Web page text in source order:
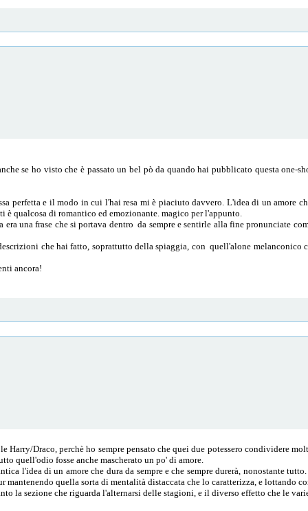
se ho visto che è passato un bel pò da quando hai pubblicato questa one-
perfetta e il modo in cui l'hai resa mi è piaciuto davvero. L'idea di un amore
qualcosa di romantico ed emozionante. magico per l'appunto.
era una frase che si portava dentro da sempre e sentirle alla fine pronunciate
che hai fatto, soprattutto della spiaggia, con quell'alone melanconico
ancora!
Draco, perchè ho sempre pensato che quei due potessero condividere
quell'odio fosse anche mascherato un po' di amore.
l'idea di un amore che dura da sempre e che sempre durerà, nonostante
mantenendo quella sorta di mentalità distaccata che lo caratterizza, e lottando
la sezione che riguarda l'alternarsi delle stagioni, e il diverso effetto che le